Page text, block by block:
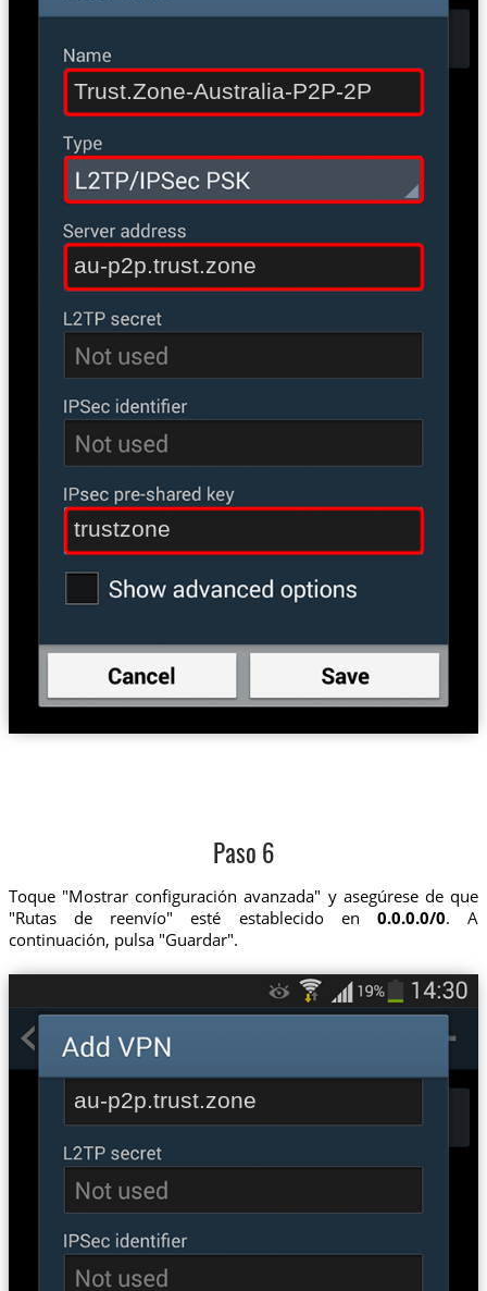
Trust.Zone-Australia-P2P-2P
au-p2p.trust.zone
trustzone
Paso 6
Toque "Mostrar configuración avanzada" y asegúrese de que
"Rutas de reenvío" esté establecido en0.0.0.0/0. A
continuación, pulsa "Guardar".
au-p2p.trust.zone